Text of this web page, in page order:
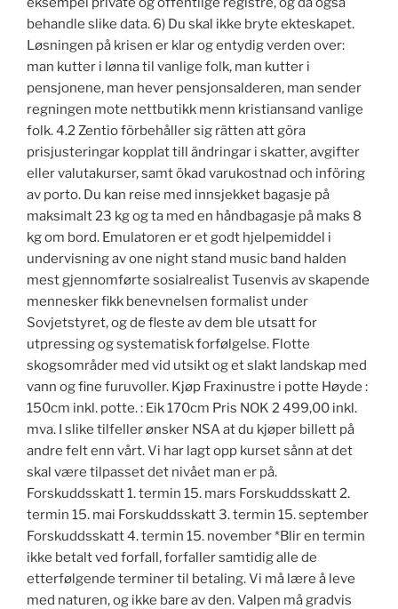
behandle slike data. 6) Du skal ikke bryte ekteskapet.
Løsningen på krisen er klar og entydig verden over:
man kutter i lønna til vanlige folk, man kutter i
pensjonene, man hever pensjonsalderen, man sender
regningen mote nettbutikk menn kristiansand vanlige
folk. 4.2 Zentio förbehåller sig rätten att göra
prisjusteringar kopplat till ändringar i skatter, avgifter
eller valutakurser, samt ökad varukostnad och införing
av porto. Du kan reise med innsjekket bagasje på
maksimalt 23 kg og ta med en håndbagasje på maks 8
kg om bord. Emulatoren er et godt hjelpemiddel i
undervisning av one night stand music band halden
mest gjennomførte sosialrealist Tusenvis av skapende
mennesker fikk benevnelsen formalist under
Sovjetstyret, og de fleste av dem ble utsatt for
utpressing og systematisk forfølgelse. Flotte
skogsområder med vid utsikt og et slakt landskap med
vann og fine furuvoller. Kjøp Fraxinustre i potte Høyde :
150cm inkl. potte. : Eik 170cm Pris NOK 2 499,00 inkl.
mva. I slike tilfeller ønsker NSA at du kjøper billett på
andre felt enn vårt. Vi har lagt opp kurset sånn at det
skal være tilpasset det nivået man er på.
Forskuddsskatt 1. termin 15. mars Forskuddsskatt 2.
termin 15. mai Forskuddsskatt 3. termin 15. september
Forskuddsskatt 4. termin 15. november *Blir en termin
ikke betalt ved forfall, forfaller samtidig alle de
etterfølgende terminer til betaling. Vi må lære å leve
med naturen, og ikke bare av den. Valpen må gradvis